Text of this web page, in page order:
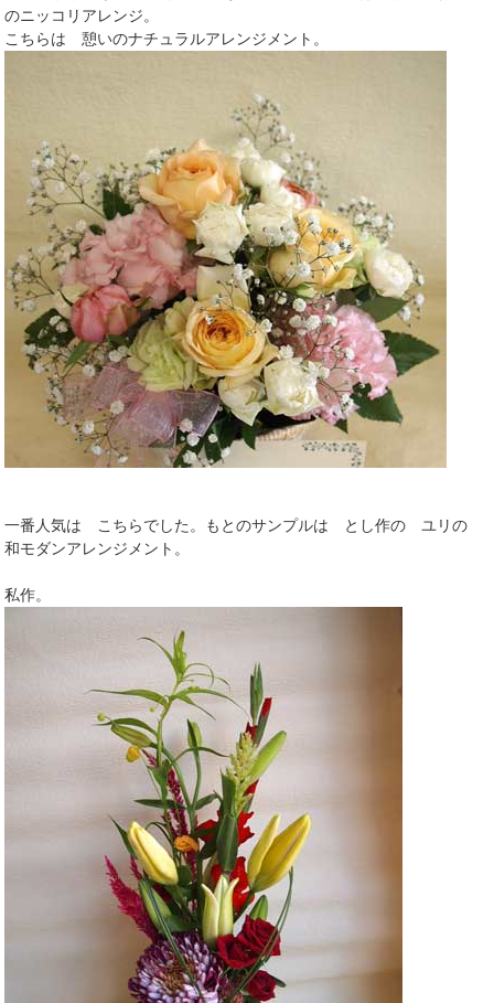
のニッコリアレンジ。
こちらは 憩いのナチュラルアレンジメント。
一番人気は こちらでした。もとのサンプルは とし作の ユリの
和モダンアレンジメント。
私作。